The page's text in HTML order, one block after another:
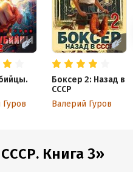
Боксер 2: Назад в
СССР
Валерий Гуров
Книга 3»